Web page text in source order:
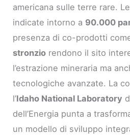
americana sulle terre rare.
indicate intorno a 90.000
presenza di co-prodotti
stronzio rendono il sito
l’estrazione mineraria ma
tecnologiche avanzate. La
l’Idaho National Laboratory
dell’Energia punta a
un modello di sviluppo